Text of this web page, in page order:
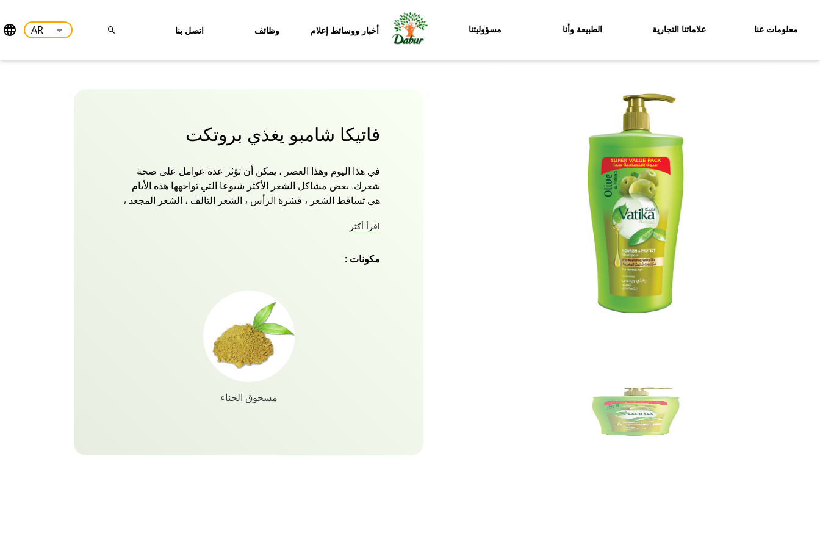
معلومات عنا علاماتنا التجارية الطبيعة وأنا مسؤوليتنا أخبار ووسائط إعلام وظائف اتصل بنا
فاتيكا شامبو يغذي بروتكت
في هذا اليوم وهذا العصر ، يمكن أن تؤثر عدة عوامل على صحة
شعرك. بعض مشاكل الشعر الأكثر شيوعا التي تواجهها هذه الأيام
هي تساقط الشعر ، قشرة الرأس ، الشعر التالف ، الشعر المجعد ،
شامبو مغذي تماما لجميع احتياجاتك! نقدم لكم شامبو فاتيكا
العادية. تضمن المكونات الطبيعية مع الوصفة العشبية وزيوت فاتيكا
اقرأ أكثر
مكونات :
مسحوق الحناء